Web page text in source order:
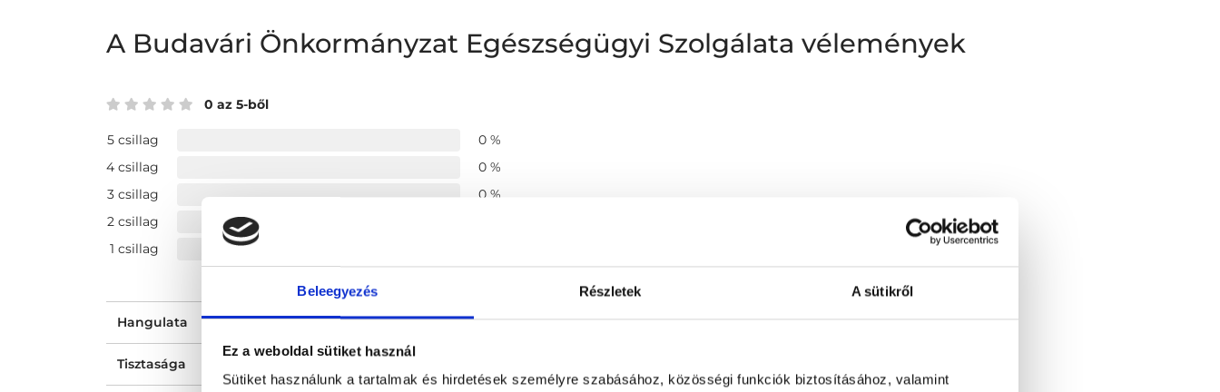
Beleegyezés Részletek A sütikről
Ez a weboldal sütiket használ
Sütiket használunk a tartalmak és hirdetések személyre szabásához, közösségi funkciók biztosításához, valamint
A Budavári Önkormányzat Egészségügyi Szolgálata vélemények
0 az 5-ből
5 csillag
0 %
4 csillag
0 %
3 csillag
0 %
2 csillag
1 csillag
Hangulata -
Tisztasága